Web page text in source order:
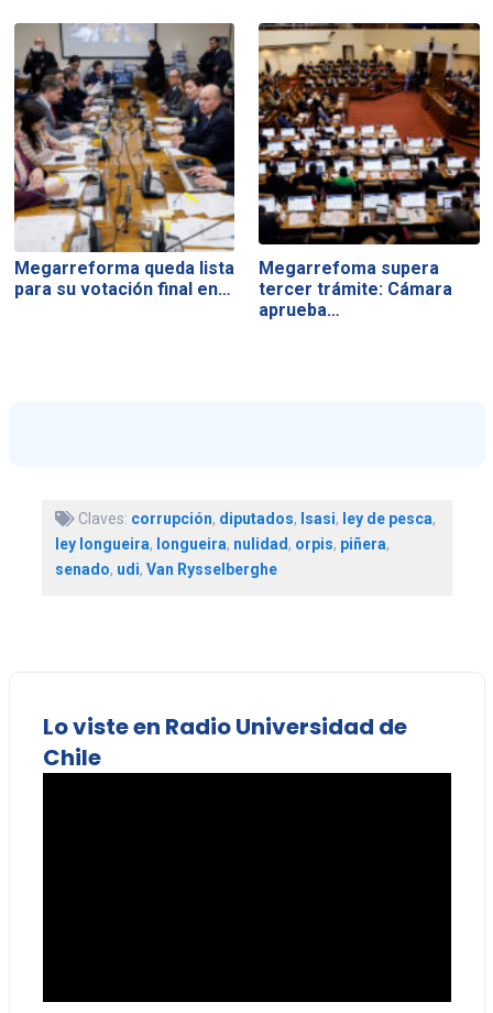
Megarreforma queda lista
para su votación final en…
Megarrefoma supera
tercer trámite: Cámara
aprueba…
Claves: corrupción, diputados, Isasi, ley de pesca,
ley longueira, longueira, nulidad, orpis, piñera,
senado, udi, Van Rysselberghe
Lo viste en Radio Universidad de
Chile